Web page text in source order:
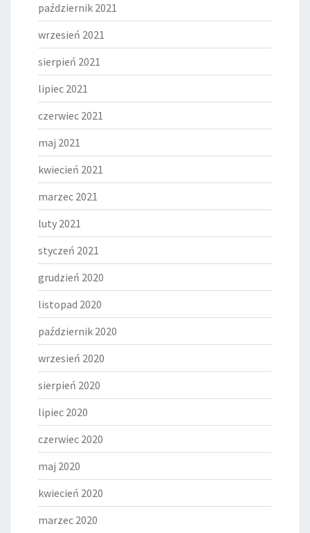
październik 2021
wrzesień 2021
sierpień 2021
lipiec 2021
czerwiec 2021
maj 2021
kwiecień 2021
marzec 2021
luty 2021
styczeń 2021
grudzień 2020
listopad 2020
październik 2020
wrzesień 2020
sierpień 2020
lipiec 2020
czerwiec 2020
maj 2020
kwiecień 2020
marzec 2020